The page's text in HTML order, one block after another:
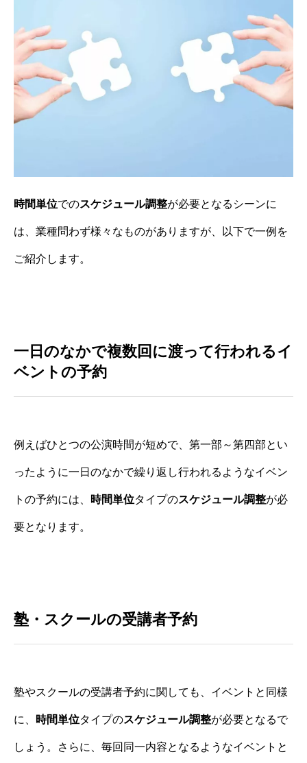
時間単位でのスケジュール調整が必要となるシーンに
は、業種問わず様々なものがありますが、以下で一例を
ご紹介します。
一日のなかで複数回に渡って行われるイ
ベントの予約
例えばひとつの公演時間が短めで、第一部～第四部とい
ったように一日のなかで繰り返し行われるようなイベン
トの予約には、 時間単位タイプのスケジュール調整が必
要となります。
塾・スクールの受講者予約
塾やスクールの受講者予約に関しても、イベントと同様
に、 時間単位タイプのスケジュール調整が必要となるで
しょう。さらに、毎回同一内容となるようなイベントと